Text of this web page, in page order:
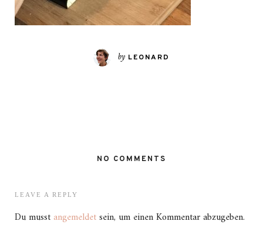
by LEONARD
NO COMMENTS
LEAVE A REPLY
Du musst angemeldetsein, um einen Kommentar abzugeben.